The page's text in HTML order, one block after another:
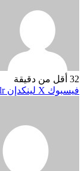
32 أقل من دقيقة
فيسبوك X لينكدإن